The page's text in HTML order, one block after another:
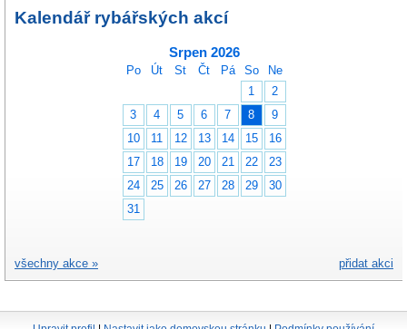
Kalendář rybářských akcí
Srpen 2026
Po Út St Čt Pá So
Ne
1
2
3
4 5 6 7 8
9
10
11 12 13 14 15
16
17
18 19 20 21 22
23
24
25 26 27 28 29
30
31
přidat akci
všechny akce »